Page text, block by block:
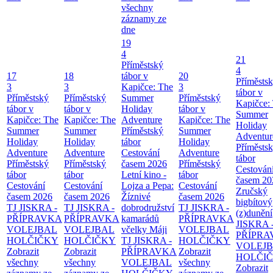
všechny
záznamy ze
dne
17
3
Příměstský
tábor v
Kapičce: The
Summer
Holiday
Adventure
Příměstský
tábor
Cestování
časem 2026
TJ JISKRA -
PŘÍPRAVKA
VOLEJBAL
HOLČIČKY
Zobrazit
všechny
18
3
Příměstský
tábor v
Kapičce: The
Summer
Holiday
Adventure
Příměstský
tábor
Cestování
časem 2026
TJ JISKRA -
PŘÍPRAVKA
VOLEJBAL
HOLČIČKY
Zobrazit
všechny
19
4
Příměstský
tábor v
Kapičce: The
Summer
Holiday
Adventure
Příměstský
tábor
Cestování
časem 2026
Letní kino -
Lojza a Pepa:
Žíznivé
dobrodružství
kamarádů
včelky Máji
TJ JISKRA -
PŘÍPRAVKA
VOLEJBAL
20
3
Příměstský
tábor v
Kapičce: The
Summer
Holiday
Adventure
Příměstský
tábor
Cestování
časem 2026
TJ JISKRA -
PŘÍPRAVKA
VOLEJBAL
HOLČIČKY
Zobrazit
všechny
21
4
tábor v
Kapičce:
Summer
Holiday
tábor
časem
Zručský
bigbítový
(z)dunění
JISKRA
Zobrazit